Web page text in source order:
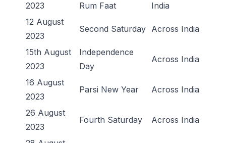
2023
Rum Faat
India
12 August
2023
Second Saturday Across India
15th August
2023
Independence
Day
Across India
16 August
2023
Parsi New Year Across India
26 August
2023
Fourth Saturday Across India